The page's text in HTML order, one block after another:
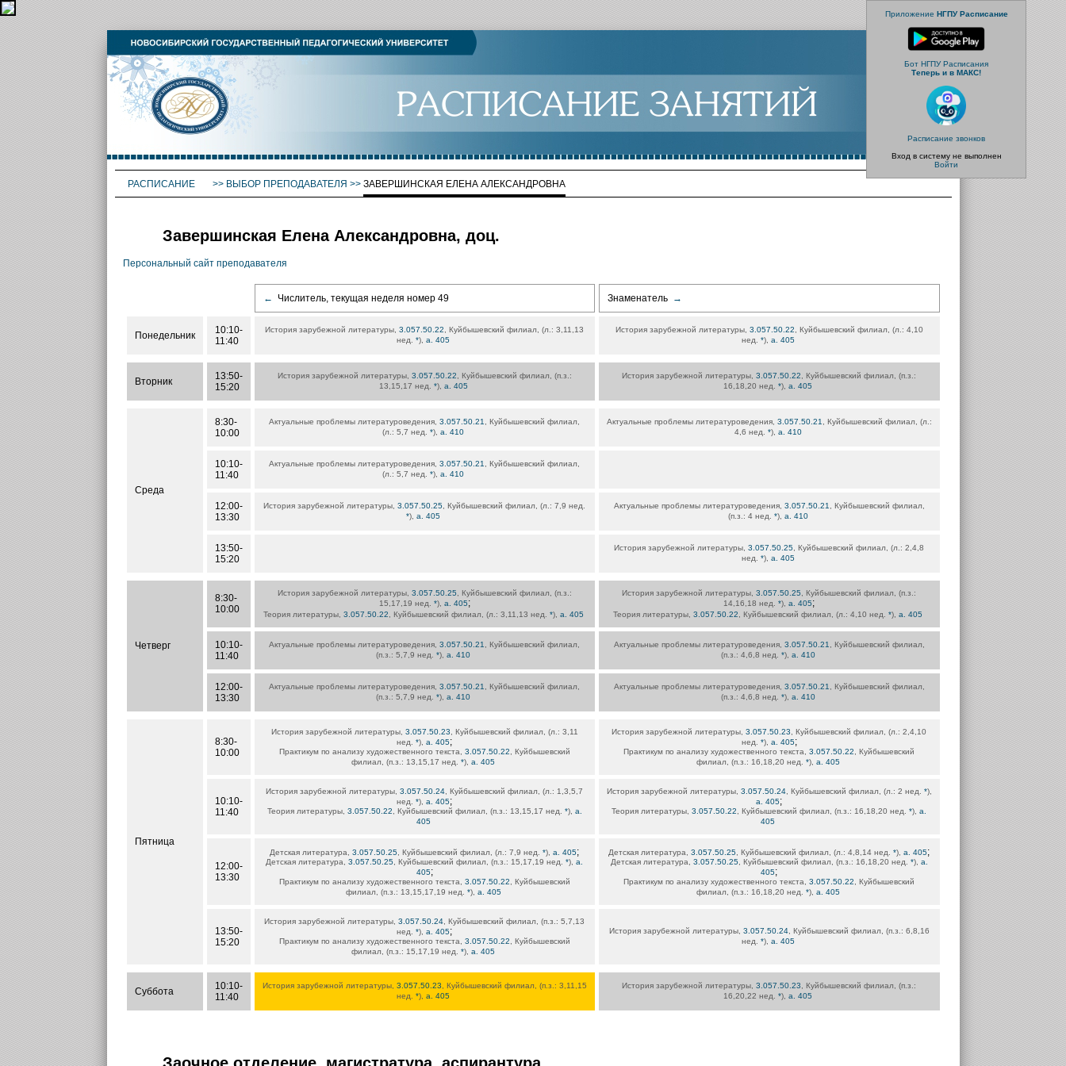
Приложение НГПУ Расписание
Бот НГПУ Расписания
Теперь и в МАКС!
Расписание звонков
Вход в систему не выполнен
Войти
РАСПИСАНИЕ >> ВЫБОР ПРЕПОДАВАТЕЛЯ >> ЗАВЕРШИНСКАЯ ЕЛЕНА АЛЕКСАНДРОВНА
Завершинская Елена Александровна, доц.
Персональный сайт преподавателя
← Числитель, текущая неделя номер 49 Знаменатель →
Понедельник
10:10-
11:40
История зарубежной литературы, 3.057.50.22 , Куйбышевский филиал, (л.: 3,11,13
нед. *), а. 405
История зарубежной литературы, 3.057.50.22 , Куйбышевский филиал, (л.: 4,10
нед. *), а. 405
Вторник
13:50-
15:20
История зарубежной литературы, 3.057.50.22 , Куйбышевский филиал, (п.з.:
13,15,17 нед. *), а. 405
История зарубежной литературы, 3.057.50.22 , Куйбышевский филиал, (п.з.:
16,18,20 нед. *), а. 405
Среда
8:30-
10:00
Актуальные проблемы литературоведения, 3.057.50.21
, Куйбышевский филиал,
(л.: 5,7 нед. *), а. 410
Актуальные проблемы литературоведения, 3.057.50.21
, Куйбышевский филиал, (л.:
4,6 нед. *), а. 410
10:10-
11:40
Актуальные проблемы литературоведения, 3.057.50.21
, Куйбышевский филиал,
(л.: 5,7 нед. *), а. 410
12:00-
13:30
История зарубежной литературы, 3.057.50.25 , Куйбышевский филиал, (л.: 7,9 нед.
*), а. 405
Актуальные проблемы литературоведения, 3.057.50.21
, Куйбышевский филиал,
(п.з.: 4 нед. *), а. 410
13:50-
15:20
История зарубежной литературы, 3.057.50.25 , Куйбышевский филиал, (л.: 2,4,8
нед. *), а. 405
Четверг
8:30-
10:00
История зарубежной литературы, 3.057.50.25 , Куйбышевский филиал, (п.з.:
15,17,19 нед. *), а. 405;
Теория литературы, 3.057.50.22 , Куйбышевский филиал, (л.: 3,11,13 нед. *), а. 405
История зарубежной литературы, 3.057.50.25 , Куйбышевский филиал, (п.з.:
14,16,18 нед. *), а. 405;
Теория литературы, 3.057.50.22 , Куйбышевский филиал, (л.: 4,10 нед. *), а. 405
10:10-
11:40
Актуальные проблемы литературоведения, 3.057.50.21
, Куйбышевский филиал,
(п.з.: 5,7,9 нед. *), а. 410
Актуальные проблемы литературоведения, 3.057.50.21
, Куйбышевский филиал,
(п.з.: 4,6,8 нед. *), а. 410
12:00-
13:30
Актуальные проблемы литературоведения, 3.057.50.21
, Куйбышевский филиал,
(п.з.: 5,7,9 нед. *), а. 410
Актуальные проблемы литературоведения, 3.057.50.21
, Куйбышевский филиал,
(п.з.: 4,6,8 нед. *), а. 410
Пятница
8:30-
10:00
История зарубежной литературы, 3.057.50.23 , Куйбышевский филиал, (л.: 3,11
нед. *), а. 405;
Практикум по анализу художественного текста, 3.057.50.22 , Куйбышевский
филиал, (п.з.: 13,15,17 нед. *), а. 405
История зарубежной литературы, 3.057.50.23 , Куйбышевский филиал, (л.: 2,4,10
нед. *), а. 405;
Практикум по анализу художественного текста, 3.057.50.22 , Куйбышевский
филиал, (п.з.: 16,18,20 нед. *), а. 405
10:10-
11:40
История зарубежной литературы, 3.057.50.24 , Куйбышевский филиал, (л.: 1,3,5,7
нед. *), а. 405;
Теория литературы, 3.057.50.22 , Куйбышевский филиал, (п.з.: 13,15,17 нед. *), а.
405
История зарубежной литературы, 3.057.50.24, Куйбышевский филиал, (л.: 2 нед. *),
а. 405;
Теория литературы, 3.057.50.22 , Куйбышевский филиал, (п.з.: 16,18,20 нед. *), а.
405
12:00-
13:30
Детская литература, 3.057.50.25 , Куйбышевский филиал, (л.: 7,9 нед. *), а. 405;
Детская литература, 3.057.50.25 , Куйбышевский филиал, (п.з.: 15,17,19 нед. *), а.
405;
Практикум по анализу художественного текста, 3.057.50.22 , Куйбышевский
филиал, (п.з.: 13,15,17,19 нед. *), а. 405
Детская литература, 3.057.50.25 , Куйбышевский филиал, (л.: 4,8,14 нед. *), а. 405;
Детская литература, 3.057.50.25, Куйбышевский филиал, (п.з.: 16,18,20 нед. *), а.
405;
Практикум по анализу художественного текста, 3.057.50.22 , Куйбышевский
филиал, (п.з.: 16,18,20 нед. *), а. 405
13:50-
15:20
История зарубежной литературы, 3.057.50.24 , Куйбышевский филиал, (п.з.: 5,7,13
нед. *), а. 405;
Практикум по анализу художественного текста, 3.057.50.22 , Куйбышевский
филиал, (п.з.: 15,17,19 нед. *), а. 405
История зарубежной литературы, 3.057.50.24, Куйбышевский филиал, (п.з.: 6,8,16
нед. *), а. 405
Суббота
10:10-
11:40
История зарубежной литературы, 3.057.50.23 , Куйбышевский филиал, (п.з.: 3,11,15
нед. *), а. 405
История зарубежной литературы, 3.057.50.23 , Куйбышевский филиал, (п.з.:
16,20,22 нед. *), а. 405